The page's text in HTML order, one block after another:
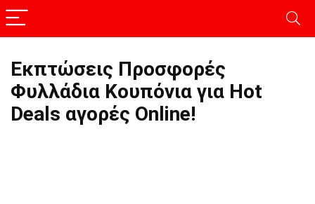
Εκπτώσεις Προσφορές
Φυλλάδια Κουπόνια για Hot
Deals αγορές Online!